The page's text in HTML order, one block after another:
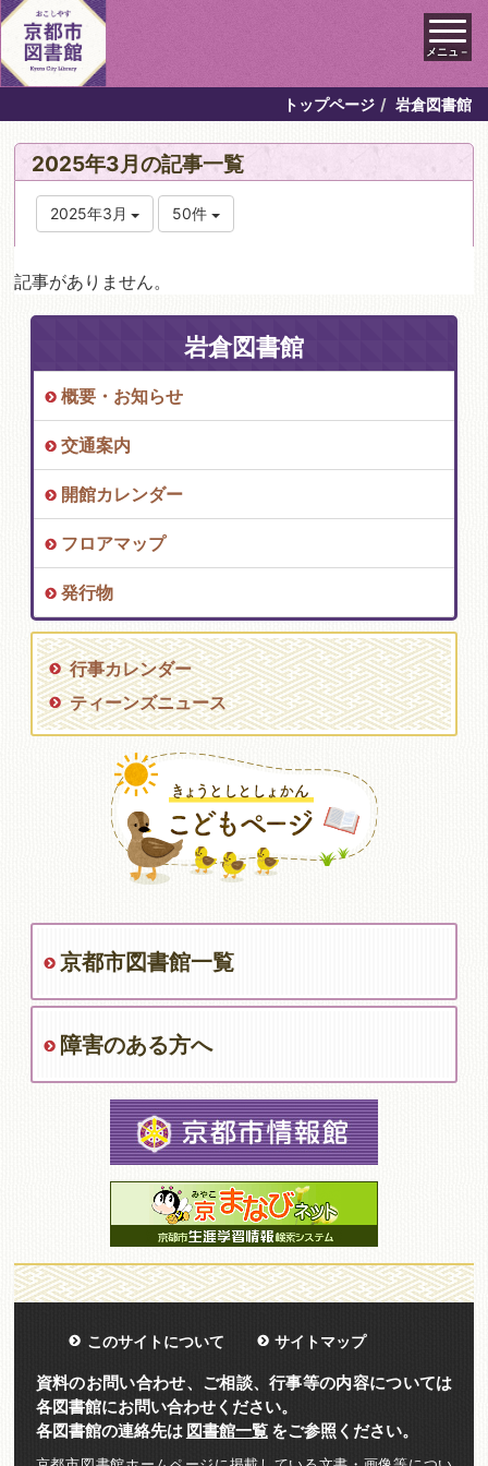
メニュ－
トップページ 岩倉図書館
2025年3月の記事一覧
2025年3月 50件
記事がありません。
岩倉図書館
概要・お知らせ
交通案内
開館カレンダー
フロアマップ
発行物
行事カレンダー
ティーンズニュース
京都市図書館一覧
障害のある方へ
このサイトについて サイトマップ
資料のお問い合わせ、ご相談、行事等の内容については
各図書館にお問い合わせください。
各図書館の連絡先は 図書館一覧をご参照ください。